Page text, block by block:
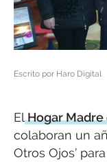
Escrito por Haro Digital
ElHogar Madre
colaboran un
Otros Ojos’